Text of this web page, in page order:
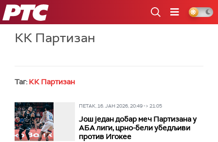
РТС
КК Партизан
Таг: КК Партизан
ПЕТАК, 16. ЈАН 2026, 20:49 -> 21:05
Још један добар меч Партизана у
АБА лиги, црно-бели убедљиви
против Игокее